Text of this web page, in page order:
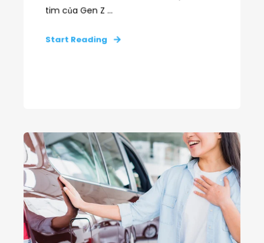
tim của Gen Z ...
Start Reading